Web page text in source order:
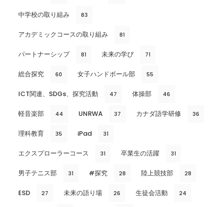
中学校の取り組み 83
アカデミックコースの取り組み 81
パートナーシップ 81 未来の学び 71
総合探究 60 女子ハンドボール部 55
ICT関連、SDGs、探究活動 47 体操部 46
軽音楽部 44 UNRWA 37 カナダ語学研修 36
理科教育 35 iPad 31
エクスプローラーコース 31 卒業生の活躍 31
男子テニス部 31 #探究 28 陸上競技部 28
ESD 27 未来の語り場 26 生徒会活動 24